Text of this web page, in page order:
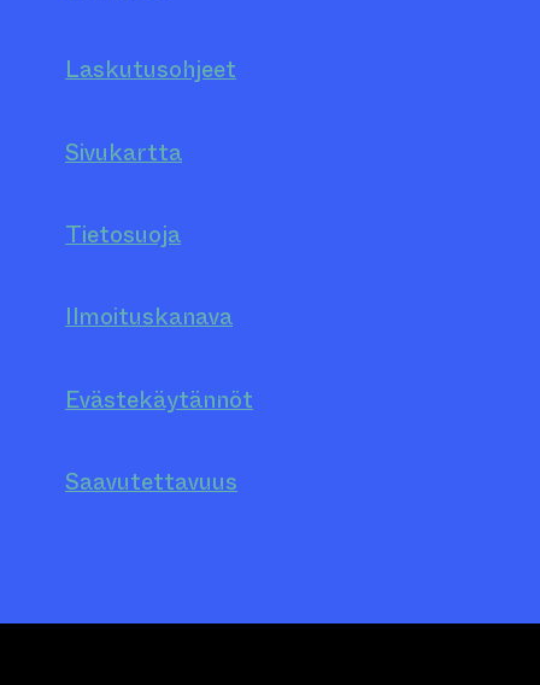
Laskutusohjeet
Sivukartta
Tietosuoja
Ilmoituskanava
Evästekäytännöt
Saavutettavuus